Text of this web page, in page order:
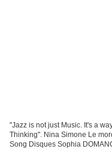
"Jazz is not just Music. It's a
Thinking". Nina Simone Le
Song Disques Sophia